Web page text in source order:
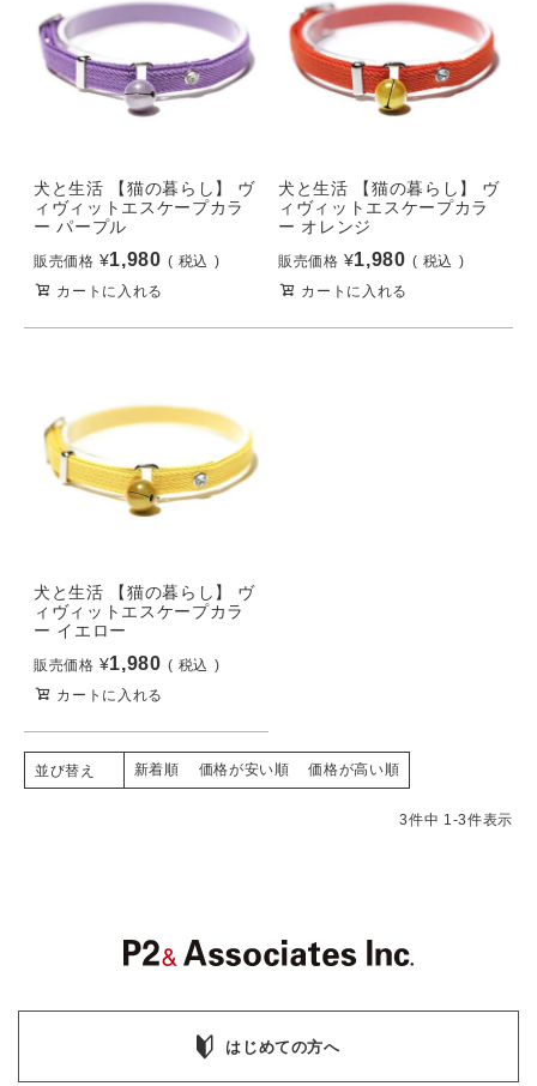
犬と生活 【猫の暮らし】 ヴ
ィヴィットエスケープカラ
ー パープル
販売価格 ¥1,980
税込
カートに入れる
犬と生活 【猫の暮らし】 ヴ
ィヴィットエスケープカラ
ー オレンジ
販売価格 ¥1,980
税込
カートに入れる
犬と生活 【猫の暮らし】 ヴ
ィヴィットエスケープカラ
ー イエロー
販売価格 ¥1,980
税込
カートに入れる
並び替え 新着順 価格が安い順 価格が高い順
3件中 1-3件表示
はじめての方へ